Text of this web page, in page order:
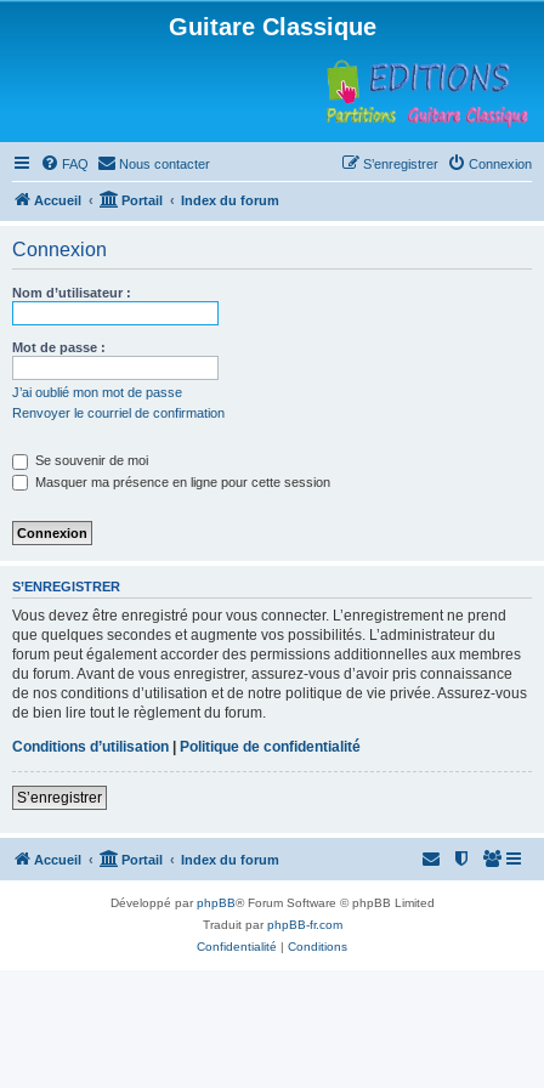
Guitare Classique
FAQ Nous contacter Connexion
S’enregistrer
Accueil Portail Index du forum
Connexion
Nom d’utilisateur :
Mot de passe :
J’ai oublié mon mot de passe
Renvoyer le courriel de confirmation
Se souvenir de moi
Masquer ma présence en ligne pour cette session
S’ENREGISTRER
Vous devez être enregistré pour vous connecter. L’enregistrement ne prend
que quelques secondes et augmente vos possibilités. L’administrateur du
forum peut également accorder des permissions additionnelles aux membres
du forum. Avant de vous enregistrer, assurez-vous d’avoir pris connaissance
de nos conditions d’utilisation et de notre politique de vie privée. Assurez-vous
de bien lire tout le règlement du forum.
Conditions d’utilisation | Politique de confidentialité
S’enregistrer
Accueil Portail Index du forum
Développé parphpBB® Forum Software © phpBB Limited
Traduit parphpBB-fr.com
Confidentialité | Conditions